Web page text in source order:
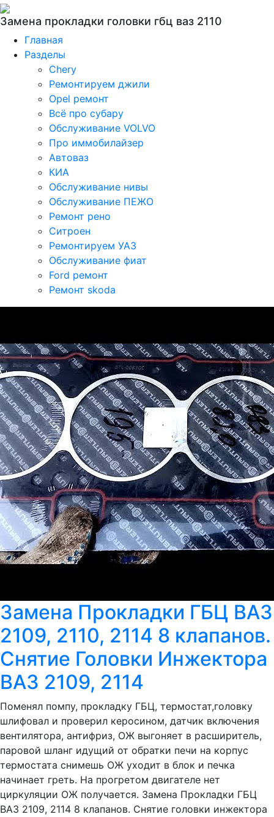
Замена прокладки головки гбц ваз 2110
Главная
Разделы
Chery
Ремонтируем джили
Opel ремонт
Всё про субару
Обслуживание VOLVO
Про иммобилайзер
Автоваз
КИА
Обслуживание нивы
Обслуживание ПЕЖО
Ремонт рено
Ситроен
Ремонтируем УАЗ
Обслуживание фиат
Ford ремонт
Ремонт skoda
Замена Прокладки ГБЦ ВАЗ
2109, 2110, 2114 8 клапанов.
Снятие Головки Инжектора
ВАЗ 2109, 2114
Поменял помпу, прокладку ГБЦ, термостат,головку
шлифовал и проверил керосином, датчик включения
вентилятора, антифриз, ОЖ выгоняет в расширитель,
паровой шланг идущий от обратки печи на корпус
термостата снимешь ОЖ уходит в блок и печка
начинает греть. На прогретом двигателе нет
циркуляции ОЖ получается. Замена Прокладки ГБЦ
ВАЗ 2109, 2114 8 клапанов. Снятие головки инжектора